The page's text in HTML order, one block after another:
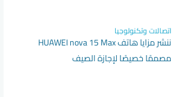
اتصالات وتكنولوجيا
ننشر مزايا هاتف HUAWEI nova 15 Max
مصممًا خصيصًا لإجازة الصيف